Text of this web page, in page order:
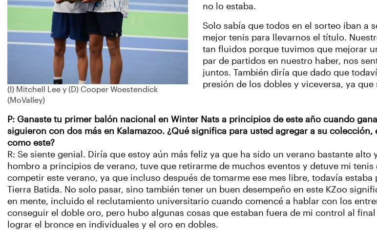
(I) Mitchell Lee y (D) Cooper Woestendick
(MoValley)
no lo estaba.
Solo sabía que todos en el sorteo iban a
mejor tenis para llevarnos el título.
tan fluidos porque tuvimos que mejorar
par de partidos en nuestro haber, nos
juntos. También diría que dado que
presión de los dobles y viceversa, ya
P: Ganaste tu primer balón nacional en Winter Nats a principios de este año cuando
siguieron con dos más en Kalamazoo. ¿Qué significa para usted agregar a su
como este?
R: Se siente genial. Diría que estoy aún más feliz ya que ha sido un verano bastante
hombro a principios de verano, tuve que retirarme de muchos eventos y detuve mi
competir este verano, ya que incluso después de tomarme ese mes libre, todavía
Tierra Batida. No solo pasar, sino también tener un buen desempeño en este KZoo
en mente, incluido el reclutamiento universitario cuando comencé a hablar con los
conseguir el doble oro, pero hubo algunas cosas que estaban fuera de mi control al
lograr el bronce en individuales y el oro en dobles.